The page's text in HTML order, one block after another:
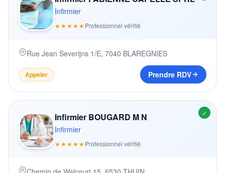
Infirmier
★★★★★Professionnel vérifié
Rue Jean Severijns 1/E, 7040 BLAREGNIES
Appeler Prendre RDV
✓
Infirmier BOUGARD M N
Infirmier
★★★★★Professionnel vérifié